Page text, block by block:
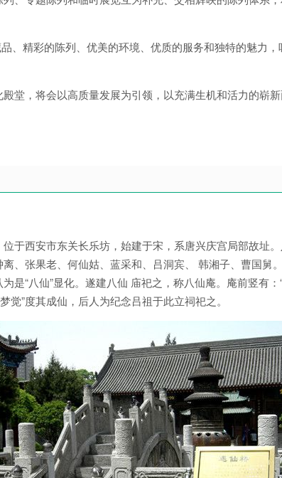
、精彩的陈列、优美的环境、优质的服务和独特的魅力
堂，将会以高质量发展为引领，以充满生机和活力的崭
于西安市东关长乐坊，始建于宋，系唐兴庆宫局部故址
、张果老、何仙姑、蓝采和、吕洞宾、 韩湘子、曹国舅
“八仙”显化。遂建八仙 庙祀之，称八仙庵。庵前竖有
”度其成仙，后人为纪念吕祖于此立祠祀之。